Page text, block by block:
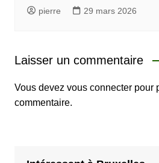
pierre 29 mars 2026
Laisser un commentaire
Vous devez vous connecterpour
commentaire.